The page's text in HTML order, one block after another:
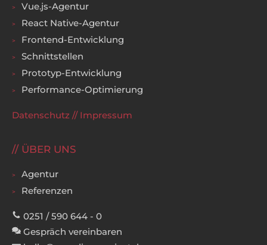
Vue.js-Agentur
React Native-Agentur
Frontend-Entwicklung
Schnittstellen
Prototyp-Entwicklung
Performance-Optimierung
Datenschutz // Impressum
ÜBER UNS
Agentur
Referenzen
0251 / 590 644 - 0
Gespräch vereinbaren